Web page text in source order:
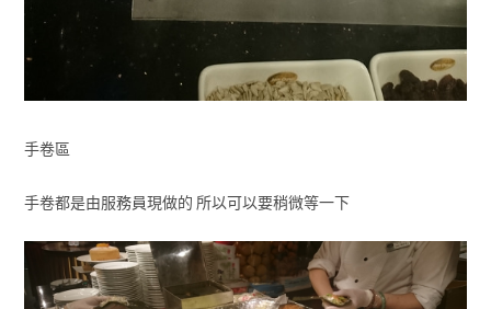
手卷區
手卷都是由服務員現做的 所以可以要稍微等一下